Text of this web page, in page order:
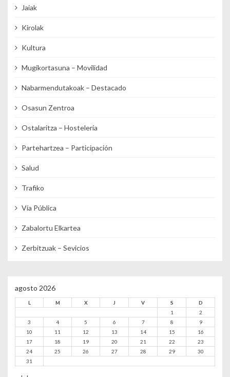
Jaiak
Kirolak
Kultura
Mugikortasuna – Movilidad
Nabarmendutakoak – Destacado
Osasun Zentroa
Ostalaritza – Hostelería
Partehartzea – Participación
Salud
Trafiko
Vía Pública
Zabalortu Elkartea
Zerbitzuak – Sevicios
agosto 2026
L M X J V S
D
1
2
3
4 5 6 7 8
9
10
11 12 13 14 15
16
17
18 19 20 21 22
23
24
25 26 27 28 29
30
31